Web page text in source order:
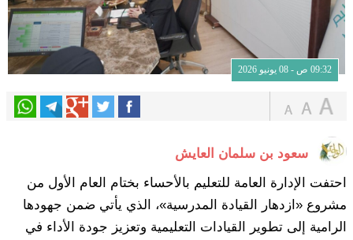
09:32 ص - 08 يونيو 2026
سعود بن سلمان العايش
احتفت الإدارة العامة للتعليم بالأحساء بختام العام الأول من
مشروع «ازدهار القيادة المدرسية»، الذي يأتي ضمن جهودها
الرامية إلى تطوير القيادات التعليمية وتعزيز جودة الأداء في